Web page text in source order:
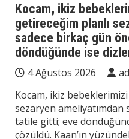
Kocam, ikiz
getireceğim planlı
sadece birkaç gün
döndüğünde ise
4 Ağustos 2026
Kocam, ikiz
sezaryen ameliyatımdan
tatile gitti; eve
çözüldü. Kaan’ın